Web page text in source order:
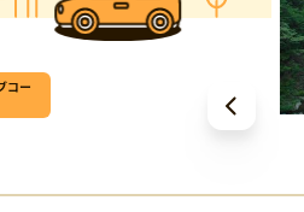
コー